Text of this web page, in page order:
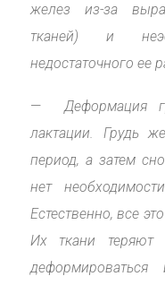
желез из-за
тканей) и
недостаточного ее
—Деформация
лактации. Грудь
период, а затем
нет
Естественно, все
Их ткани теряют
деформироваться